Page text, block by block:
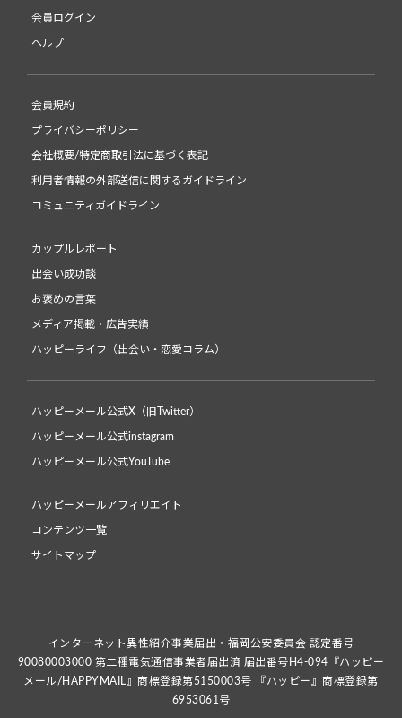
会員ログイン
ヘルプ
会員規約
プライバシーポリシー
会社概要/特定商取引法に基づく表記
利用者情報の外部送信に関するガイドライン
コミュニティガイドライン
カップルレポート
出会い成功談
お褒めの言葉
メディア掲載・広告実績
ハッピーライフ（出会い・恋愛コラム）
ハッピーメール公式X（旧Twitter）
ハッピーメール公式instagram
ハッピーメール公式YouTube
ハッピーメールアフィリエイト
コンテンツ一覧
サイトマップ
インターネット異性紹介事業届出・福岡公安委員会 認定番号
90080003000 第二種電気通信事業者届出済 届出番号H4-094『ハッピー
メール/HAPPYMAIL』商標登録第5150003号 『ハッピー』商標登録第
6953061号